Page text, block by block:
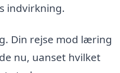
indvirkning.
Din rejse mod læring
nu, uanset hvilket